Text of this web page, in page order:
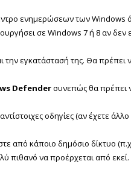
ενημερώσεων των Windows
σε Windows 7 ή 8 αν δεν
εγκατάστασή της. Θα πρέπει
Defenderσυνεπώς θα πρέπει
οδηγίες (αν έχετε άλλο
από κάποιο δημόσιο δίκτυο
να προέρχεται από εκεί.